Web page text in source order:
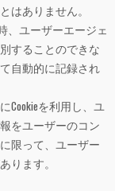
はありません。
、ユーザーエージェ
することのできな
自動的に記録され
Cookieを利用し、ユ
をユーザーのコン
限って、ユーザー
ります。